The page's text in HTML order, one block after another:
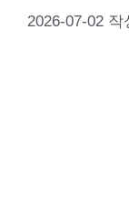
2026-07-02 작